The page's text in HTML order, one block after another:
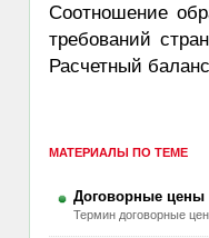
Соотношение
требований
Расчетный
МАТЕРИАЛЫ ПО ТЕМЕ
Договорные цены
Термин договорные